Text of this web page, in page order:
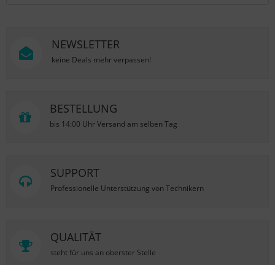
NEWSLETTER
keine Deals mehr verpassen!
BESTELLUNG
bis 14:00 Uhr Versand am selben Tag
SUPPORT
Professionelle Unterstützung von Technikern
QUALITÄT
steht für uns an oberster Stelle